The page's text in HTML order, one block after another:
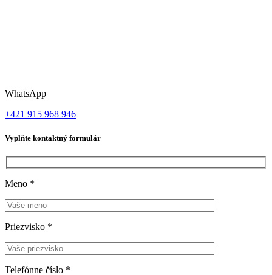
WhatsApp
+421 915 968 946
Vyplňte kontaktný formulár
Meno *
Priezvisko *
Telefónne číslo *